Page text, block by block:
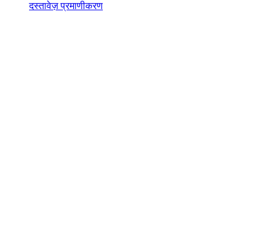
दस्तावेज़ प्रमाणीकरण